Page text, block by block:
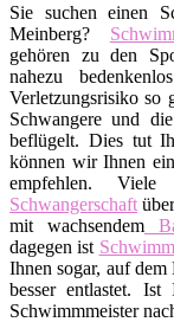
Sie suchen einen
Meinberg?
gehören zu den
nahezu
Verletzungsrisiko so
Schwangere und
beflügelt. Dies tut
können wir Ihnen
empfehlen.
Schwangerschaft
mit wachsendem
dagegen ist
Ihnen sogar, auf
besser entlastet.
Schwimmmeister